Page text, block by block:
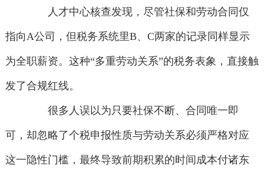
人才中心核查发现，尽管社保和劳动合同仅
指向A公司，但税务系统里B、C两家的记录同样显示
为全职薪资。这种“多重劳动关系”的税务表象，直接触
发了合规红线。
很多人误以为只要社保不断、合同唯一即
可，却忽略了个税申报性质与劳动关系必须严格对应
这一隐性门槛，最终导致前期积累的时间成本付诸东